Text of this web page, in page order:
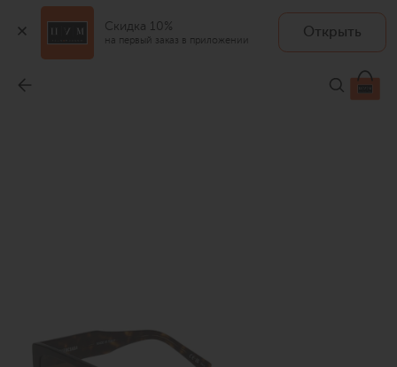
Скидка 10%
на первый заказ в приложении
Открыть
27 250 ₽